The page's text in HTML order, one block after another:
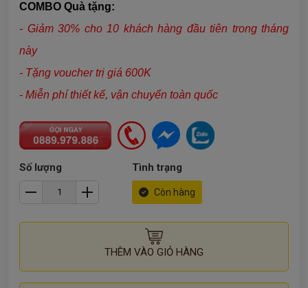
COMBO Quà tặng:
- Giảm 30% cho 10 khách hàng đầu tiên trong tháng
này
- Tặng voucher trị giá 600K
- Miễn phí thiết kế, vận chuyển toàn quốc
Số lượng Tình trạng
Còn hàng
THÊM VÀO GIỎ HÀNG